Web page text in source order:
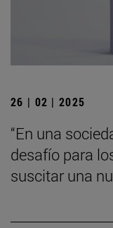
26 | 02 | 2025
“En una
desafío para
suscitar una